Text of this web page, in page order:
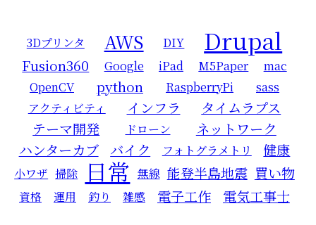
3Dプリンタ AWS DIY Drupal
Fusion360 Google iPad M5Paper
mac
OpenCV
python RaspberryPi
sass
アクティビティ
インフラ
タイムラプス
テーマ開発
ドローン
ネットワーク
ハンターカブ
バイク フォトグラメトリ 健康
小ワザ 掃除 日常 無線 能登半島地震 買い物
資格 運用 釣り 雑感 電子工作 電気工事士